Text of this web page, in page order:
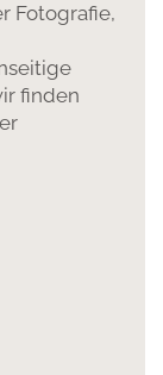
Fotografie,
finden